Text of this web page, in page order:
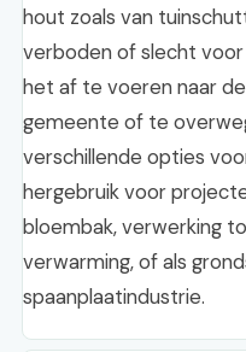
hout zoals van
verboden of slecht
het af te voeren naar
gemeente of te
verschillende opties
hergebruik voor
bloembak, verwerking
verwarming, of als
spaanplaatindustrie.